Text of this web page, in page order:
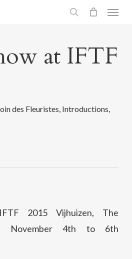
Menu
at IFTF
des Fleuristes, Introductions,
2015 Vijhuizen, The
November 4th to 6th